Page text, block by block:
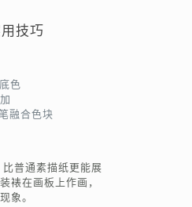
技巧
色
融合色块
普通素描纸更能展
裱在画板上作画，
象。